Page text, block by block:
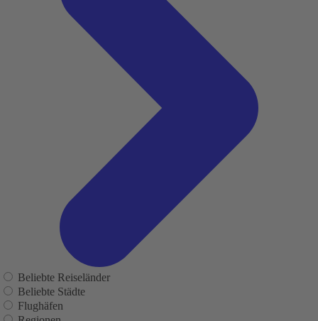
Beliebte Reiseländer
Beliebte Städte
Flughäfen